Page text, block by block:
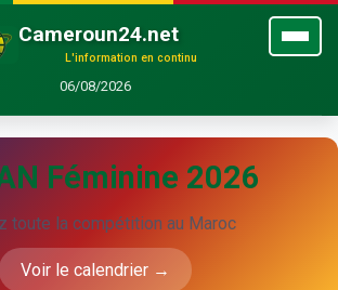
Cameroun24.net
L'information en continu
06/08/2026
Féminine 2026
toute la compétition au Maroc
Voir le calendrier →